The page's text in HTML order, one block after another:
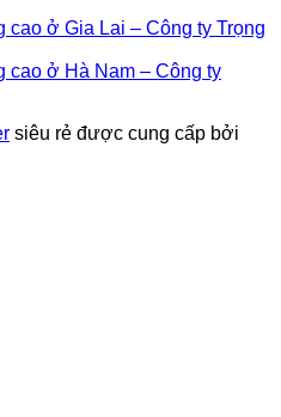
cao ở Gia Lai – Công ty Trọng
cao ở Hà Nam – Công ty
siêu rẻ được cung cấp bởi